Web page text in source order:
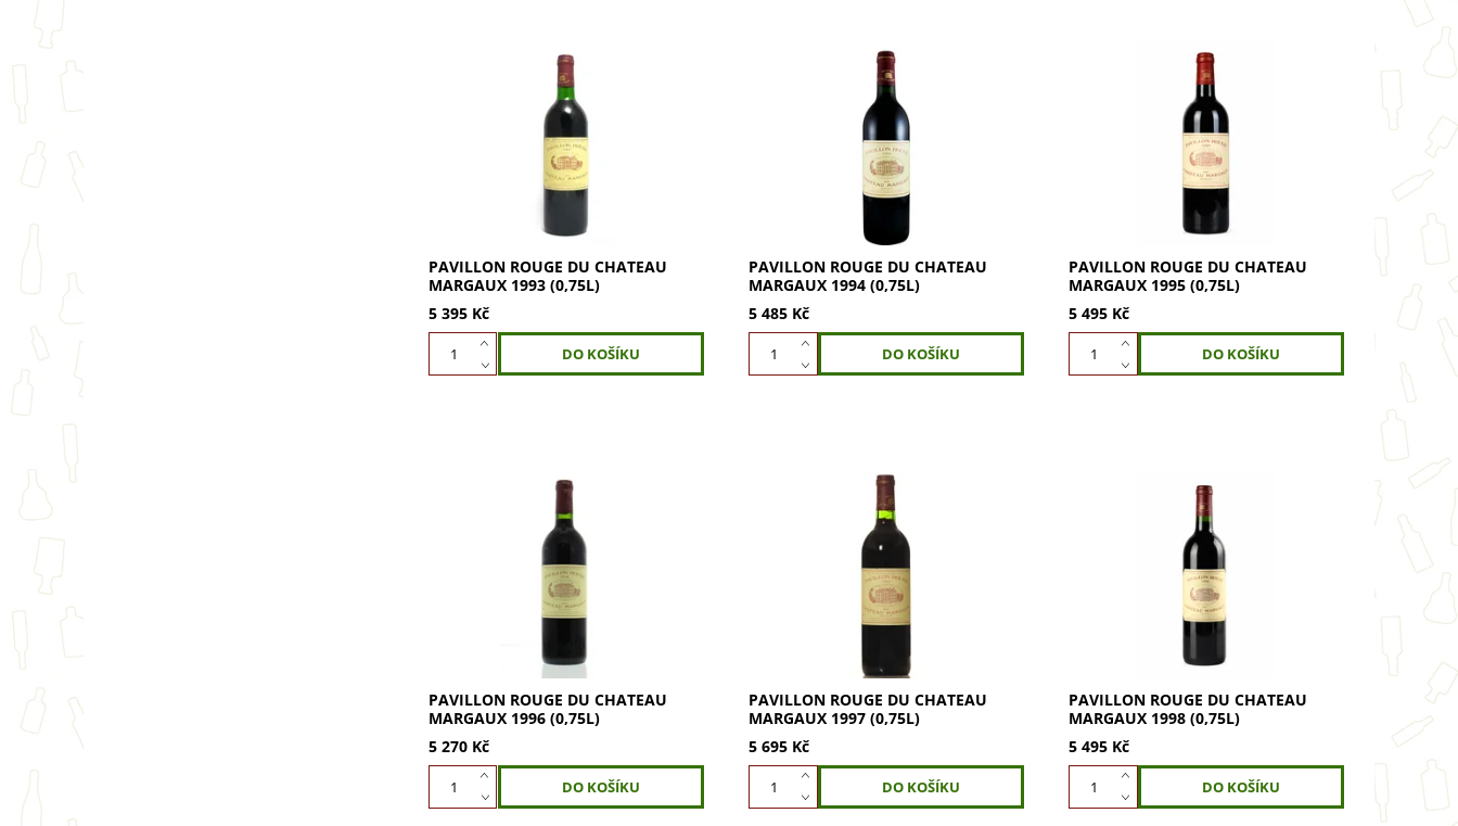
Pavillon Rouge du Chateau Margaux
1993 (0,75l) – vzácný klenot z
Bordeaux. Objevte komplexní chutě a
vůně tohoto prestižního vína.
PAVILLON ROUGE DU CHATEAU
MARGAUX 1993 (0,75L)
5 395 Kč
Pavillon Rouge du Chateau Margaux
1994 (0,75l) - elegance a dědictví v
každé kapce. Objevte harmonii chutí
legendárního ročníku. Dopřejte si...
PAVILLON ROUGE DU CHATEAU
MARGAUX 1994 (0,75L)
5 485 Kč
Pavillon Rouge du Chateau Margaux
1995 (0,75l) je vrchol elegance a
komplexnosti. Objevte legendární
ročník z Chateau Margaux. Kupte si
PAVILLON ROUGE DU CHATEAU
MARGAUX 1995 (0,75L)
5 495 Kč
Pavillon Rouge du Chateau Margaux
1996: Vzácné Bordeaux z prestižního
ročníku. Objevte komplexní chutě a
dlouhý potenciál zrání. Ideální pro...
PAVILLON ROUGE DU CHATEAU
MARGAUX 1996 (0,75L)
5 270 Kč
Pavillon Rouge du Chateau Margaux
1997 (0,75l) – elegance a
sofistikovanost. Ochutnejte jedinečný
ročník z prestižního vinařství. Ideální
PAVILLON ROUGE DU CHATEAU
MARGAUX 1997 (0,75L)
5 695 Kč
Pavillon Rouge du Chateau Margaux
1998 (0,75l) – živá historie a umělecké
dílo. Objevte výjimečnou vyváženost
a dlouhověkost. Víno s potenciálem...
PAVILLON ROUGE DU CHATEAU
MARGAUX 1998 (0,75L)
5 495 Kč